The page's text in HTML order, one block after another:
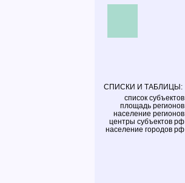
СПИСКИ И ТАБЛИЦЫ:
список субъектов
площадь регионов
население регионов
центры субъектов рф
население городов рф